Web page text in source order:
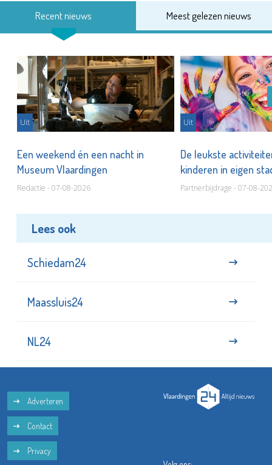
Recent nieuws Meest gelezen nieuws
Uit
Een weekend én een nacht in
Museum Vlaardingen
Redactie - 07-08-2026
Uit
De leukste
kinderen in eigen
Partnerbijdrage - 07-08-
Lees ook
Schiedam24
Maassluis24
NL24
Adverteren
Contact
Privacy